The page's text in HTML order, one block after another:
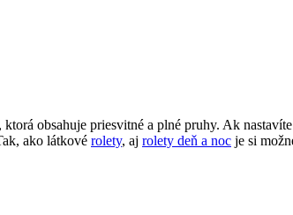
obsahuje priesvitné a plné pruhy. Ak
ako látkové rolety, aj rolety deň a noc je si